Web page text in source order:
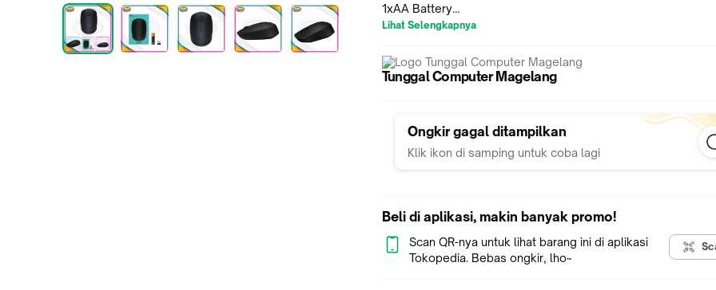
1xAA Battery
Connection Type: 2.4 Ghz wireless
Wireless range: 10 m (33 ft)
Battery: 1 x AA
DIMENSI
Mouse (tinggi x lebar x tebal): 35,2 mm (1,39 inci) x 61,5 mm
inci) x 97,7 mm (3,85 inci)
*============================== *
*STOCK TERBATAS, BURUAN ORDER *
*============================== *
Lihat Selengkapnya
Tunggal Computer Magelang
Ongkir gagal ditampilkan
Klik ikon di samping untuk coba lagi
Beli di aplikasi, makin banyak promo!
Scan QR-nya untuk lihat barang ini di aplikasi
Tokopedia. Bebas ongkir, lho~